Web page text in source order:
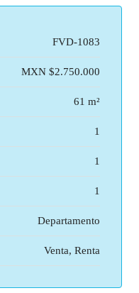
FVD-1083
MXN $2.750.000
61 m²
1
1
1
Departamento
Venta, Renta